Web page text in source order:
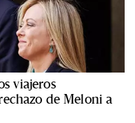
viajeros
de Meloni a